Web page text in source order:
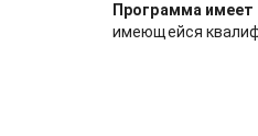
Программа
имеющейся